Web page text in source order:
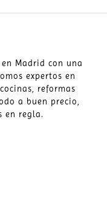
Madrid con una
expertos en
reformas
a buen precio,
en regla.